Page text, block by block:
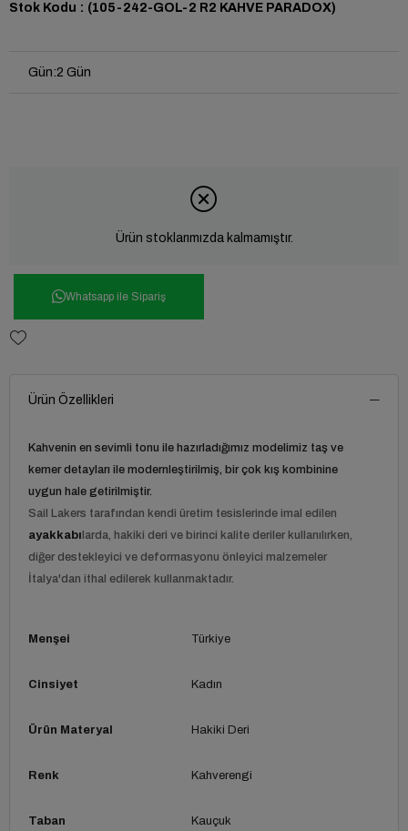
Stok Kodu (105-242-GOL-2 R2 KAHVE PARADOX)
Gün:2 Gün
Ürün stoklarımızda kalmamıştır.
Whatsapp ile Sipariş
Ürün Özellikleri
Kahvenin en sevimli tonu ile hazırladığımız modelimiz taş ve
kemer detayları ile modernleştirilmiş, bir çok kış kombinine
uygun hale getirilmiştir.
Sail Lakers tarafından kendi üretim tesislerinde imal edilen
ayakkabılarda, hakiki deri ve birinci kalite deriler kullanılırken,
diğer destekleyici ve deformasyonu önleyici malzemeler
İtalya'dan ithal edilerek kullanmaktadır.
Menşei Türkiye
Cinsiyet Kadın
Ürün Materyal Hakiki Deri
Renk Kahverengi
Taban Kauçuk